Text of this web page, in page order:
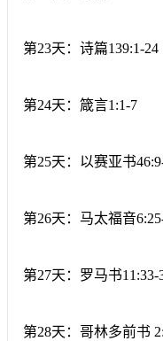
第23天：诗篇139:1-24
第24天：箴言1:1-7
第25天：以赛亚书
第26天：马太福音
第27天：罗马书11:33-
第28天：哥林多前书